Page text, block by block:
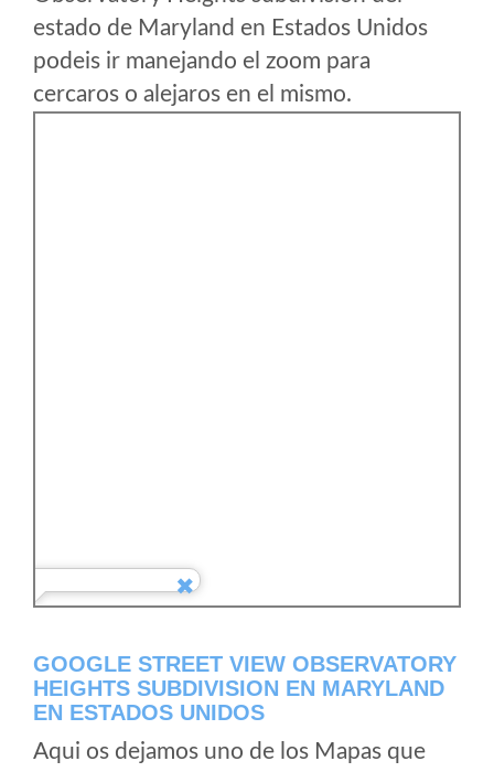
estado de Maryland en Estados Unidos
podeis ir manejando el zoom para
cercaros o alejaros en el mismo.
GOOGLE STREET VIEW OBSERVATORY
HEIGHTS SUBDIVISION EN MARYLAND
EN ESTADOS UNIDOS
Aqui os dejamos uno de los Mapas que